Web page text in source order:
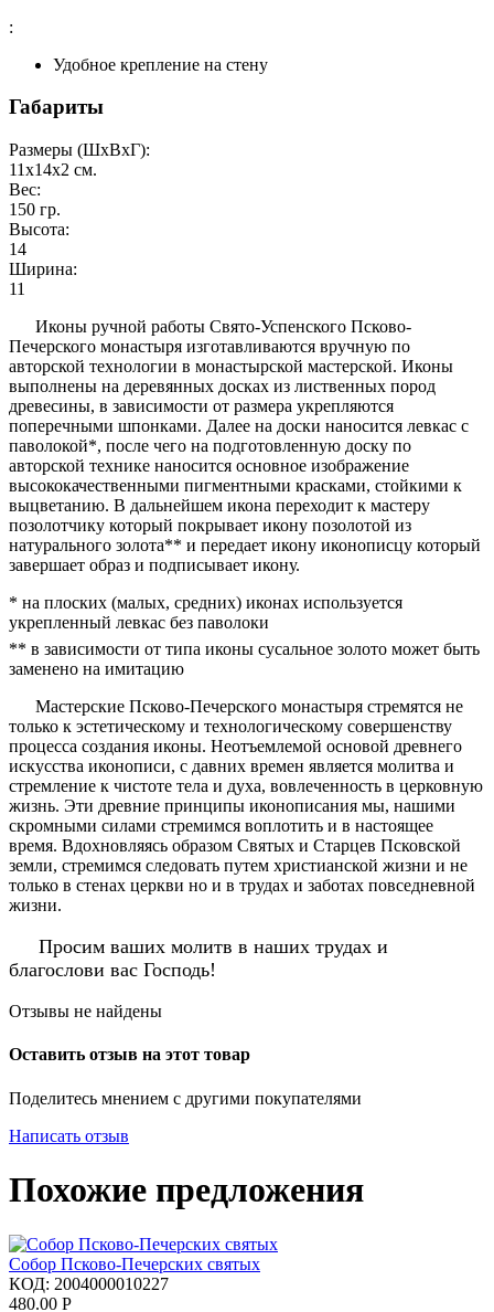
:
Удобное крепление на стену
Габариты
Размеры (ШxВxГ):
11x14x2 см.
Вес:
150 гр.
Высота:
14
Ширина:
11
Иконы ручной работы Свято-Успенского Псково-
Печерского монастыря изготавливаются вручную по
авторской технологии в монастырской мастерской. Иконы
выполнены на деревянных досках из лиственных пород
древесины, в зависимости от размера укрепляются
поперечными шпонками. Далее на доски наносится левкас с
паволокой*, после чего на подготовленную доску по
авторской технике наносится основное изображение
высококачественными пигментными красками, стойкими к
выцветанию. В дальнейшем икона переходит к мастеру
позолотчику который покрывает икону позолотой из
натурального золота** и передает икону иконописцу который
завершает образ и подписывает икону.
* на плоских (малых, средних) иконах используется
укрепленный левкас без паволоки
** в зависимости от типа иконы сусальное золото может быть
заменено на имитацию
Мастерские Псково-Печерского монастыря стремятся не
только к эстетическому и технологическому совершенству
процесса создания иконы. Неотъемлемой основой древнего
искусства иконописи, с давних времен является молитва и
стремление к чистоте тела и духа, вовлеченность в церковную
жизнь. Эти древние принципы иконописания мы, нашими
скромными силами стремимся воплотить и в настоящее
время. Вдохновляясь образом Святых и Старцев Псковской
земли, стремимся следовать путем христианской жизни и не
только в стенах церкви но и в трудах и заботах повседневной
жизни.
Просим ваших молитв в наших трудах и
благослови вас Господь!
Отзывы не найдены
Оставить отзыв на этот товар
Поделитесь мнением с другими покупателями
Написать отзыв
Похожие предложения
Собор Псково-Печерских святых
КОД: 2004000010227
480.00 Р